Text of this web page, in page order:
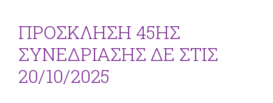
ΠΡΟΣΚΛΗΣΗ 45ΗΣ
ΣΥΝΕΔΡΙΑΣΗΣ ΔΕ ΣΤΙΣ
20/10/2025